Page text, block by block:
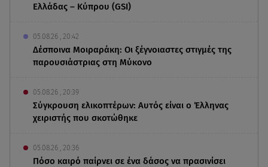
Ελλάδας – Κύπρου (GSI)
05.08.26 , 20:42
Δέσποινα Μοιραράκη: Οι ξέγνοιαστες στιγμές της
παρουσιάστριας στη Μύκονο
05.08.26 , 20:39
Σύγκρουση ελικοπτέρων: Αυτός είναι ο Έλληνας
χειριστής που σκοτώθηκε
05.08.26 , 20:36
Πόσο καιρό παίρνει σε ένα δάσος να πρασινίσει